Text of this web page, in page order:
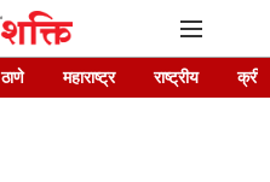
ठाणे महाराष्ट्र राष्ट्रीय